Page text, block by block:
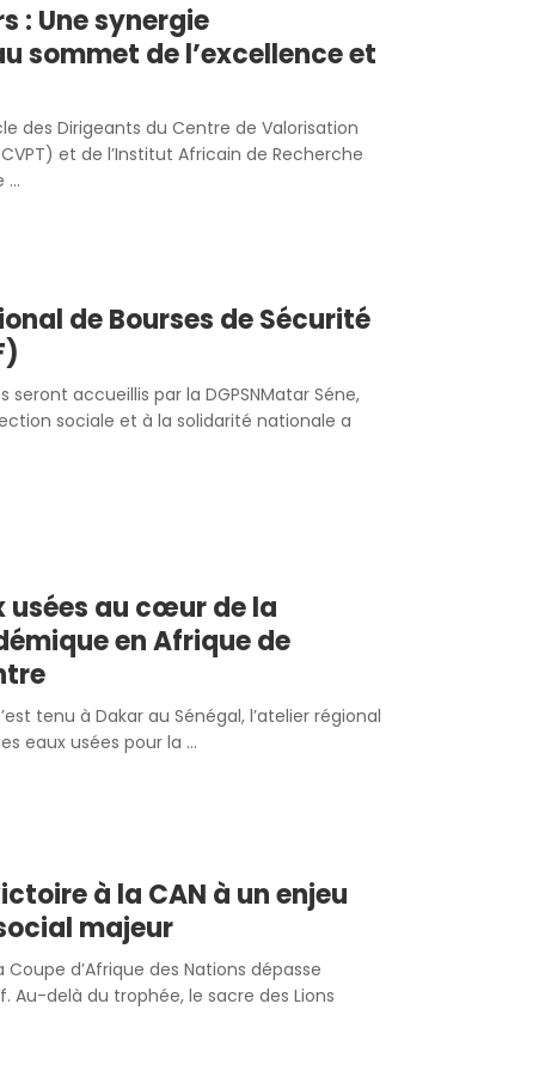
: Une synergie
sommet de l’excellence et
des Dirigeants du Centre de Valorisation
et de l’Institut Africain de Recherche
...
de Bourses de Sécurité
accueillis par la DGPSNMatar Séne,
sociale et à la solidarité nationale a
en Afrique de
tenu à Dakar au Sénégal, l’atelier régional
eaux usées pour la ...
à la CAN à un enjeu
majeur
d’Afrique des Nations dépasse
Au-delà du trophée, le sacre des Lions